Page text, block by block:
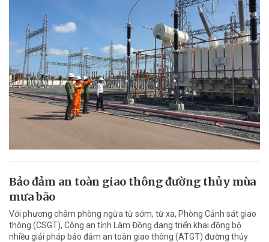
Bảo đảm an toàn giao thông đường thủy mùa
mưa bão
Với phương châm phòng ngừa từ sớm, từ xa, Phòng Cảnh sát giao
thông (CSGT), Công an tỉnh Lâm Đồng đang triển khai đồng bộ
nhiều giải pháp bảo đảm an toàn giao thông (ATGT) đường thủy